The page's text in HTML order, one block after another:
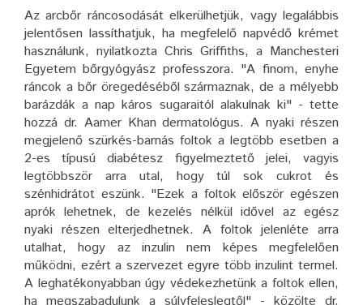
Az arcbőr ráncosodását elkerülhetjük, vagy legalábbis
jelentősen lassíthatjuk, ha megfelelő napvédő krémet
használunk, nyilatkozta Chris Griffiths, a Manchesteri
Egyetem bőrgyógyász professzora. "A finom, enyhe
ráncok a bőr öregedéséből származnak, de a mélyebb
barázdák a nap káros sugaraitól alakulnak ki" - tette
hozzá dr. Aamer Khan dermatológus. A nyaki részen
megjelenő szürkés-barnás foltok a legtöbb esetben a
2-es típusú diabétesz figyelmeztető jelei, vagyis
legtöbbször arra utal, hogy túl sok cukrot és
szénhidrátot eszünk. "Ezek a foltok először egészen
aprók lehetnek, de kezelés nélkül idővel az egész
nyaki részen elterjedhetnek. A foltok jelenléte arra
utalhat, hogy az inzulin nem képes megfelelően
működni, ezért a szervezet egyre több inzulint termel.
A leghatékonyabban úgy védekezhetünk a foltok ellen,